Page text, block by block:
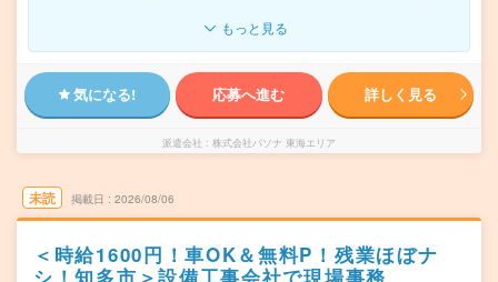
もっと見る
気になる! 応募へ進む 詳しく見る
派遣会社 株式会社パソナ 東海エリア
未読 掲載日 2026/08/06
＜時給1600円！車OK＆無料P！残業ほぼナ
シ！知多市＞設備工事会社で現場事務